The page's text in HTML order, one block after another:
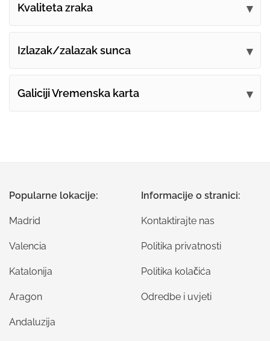
Kvaliteta zraka
Izlazak/zalazak sunca
Galiciji Vremenska karta
Popularne lokacije:
Madrid
Valencia
Katalonija
Aragon
Andaluzija
Informacije o stranici:
Kontaktirajte nas
Politika privatnosti
Politika kolačića
Odredbe i uvjeti